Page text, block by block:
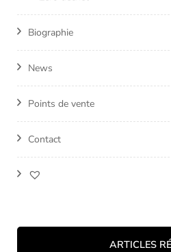
Biographie
News
Points de vente
Contact
ARTICLES